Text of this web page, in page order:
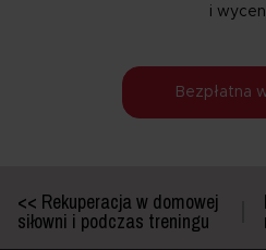
i
Bezpłatna
<< Rekuperacja w domowej
siłowni i podczas treningu